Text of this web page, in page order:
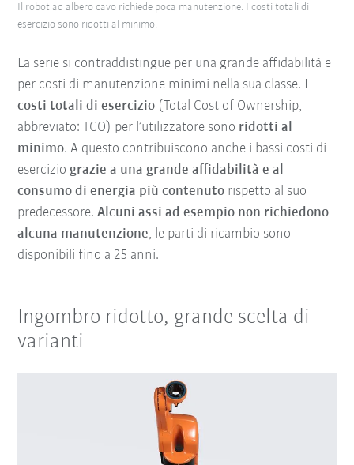
La serie si contraddistingue per una grande affidabilità e
per costi di manutenzione minimi nella sua classe. I
costi totali di esercizio (Total Cost of Ownership,
abbreviato: TCO) per l’utilizzatore sono ridotti al
minimo. A questo contribuiscono anche i bassi costi di
eserciziograzie a una grande affidabilità e al
consumo di energia più contenuto rispetto al suo
predecessore.Alcuni assi ad esempio non richiedono
alcuna manutenzione, le parti di ricambio sono
disponibili fino a 25 anni.
Il robot ad albero cavo richiede poca manutenzione. I costi totali di
esercizio sono ridotti al minimo.
Ingombro ridotto, grande scelta di
varianti